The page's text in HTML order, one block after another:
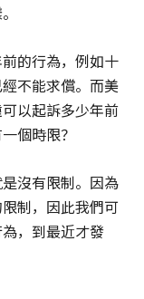
的行為，例如十
不能求償。而美
以起訴多少年前
個時限？
沒有限制。因為
制，因此我們可
，到最近才發